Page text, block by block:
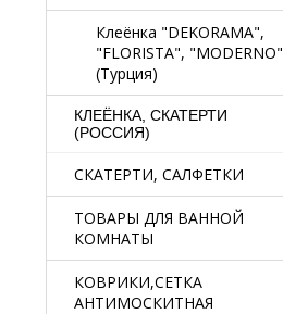
Клеёнка "DEKORAMA",
"FLORISTA", "MODERNO"
(Турция)
КЛЕЁНКА, СКАТЕРТИ
(РОССИЯ)
СКАТЕРТИ, САЛФЕТКИ
ТОВАРЫ ДЛЯ ВАННОЙ
КОМНАТЫ
КОВРИКИ,СЕТКА
АНТИМОСКИТНАЯ